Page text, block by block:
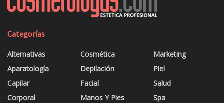
Categorías
Alternativas
Aparatología
Capilar
Corporal
Cosmética
Depilación
Facial
Manos Y Pies
Marketing
Piel
Salud
Spa